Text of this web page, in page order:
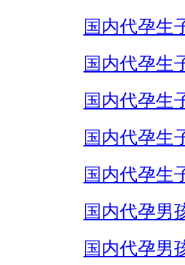
国内代孕生
国内代孕生
国内代孕生
国内代孕生
国内代孕生
国内代孕男
国内代孕男